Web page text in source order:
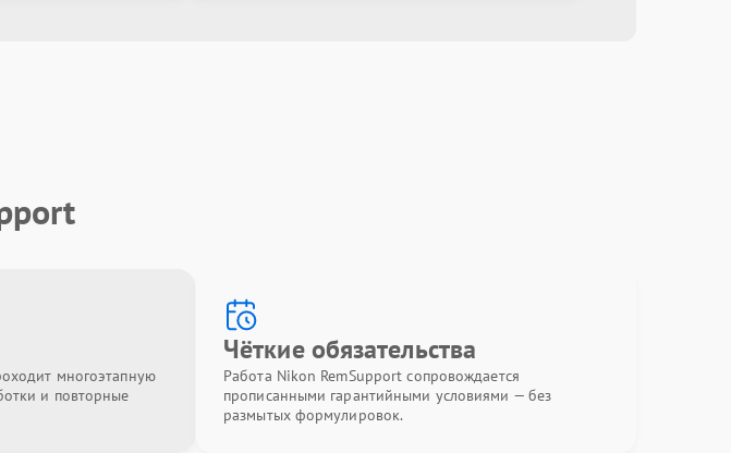
многоэтапную
и повторные
Чёткие обязательства
Работа Nikon RemSupport сопровождается
прописанными гарантийными условиями — без
размытых формулировок.